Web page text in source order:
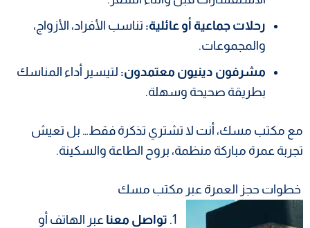
رحلات جماعية أو عائلية: تناسب الأفراد، الأزواج،
والمجموعات.
مشرفون دينيون معتمدون: لتيسير أداء المناسك
بطريقة صحيحة وسهلة.
مع مكتب مسك، أنت لا تشتري تذكرة فقط… بل تعيش
تجربة عمرة مباركة منظمة، بروح الطاعة والسكينة.
خطوات حجز العمرة عبر مكتب مسك
تواصل معنا عبر الهاتف أو